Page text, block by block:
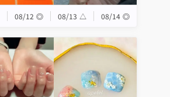
08/12 ◎ 08/13 △ 08/14 ◎